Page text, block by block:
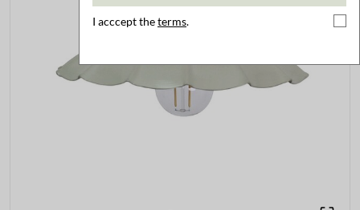
I acccept theterms.